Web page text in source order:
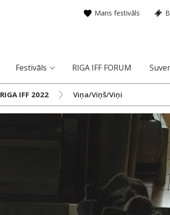
Mans festivāls
Festivāls RIGA IFF FORUM
RIGA IFF 2022 Viņa/Viņš/Viņi